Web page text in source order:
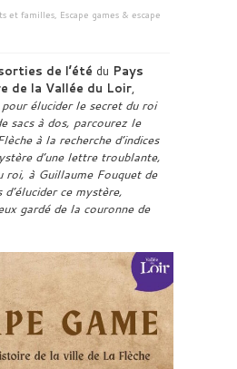
et familles, Escape games & escape
de l’été du Pays
de la Vallée du Loir,
élucider le secret du roi
sacs à dos, parcourez le
à la recherche d’indices
d’une lettre troublante,
roi, à Guillaume Fouquet de
ce mystère,
gardé de la couronne de